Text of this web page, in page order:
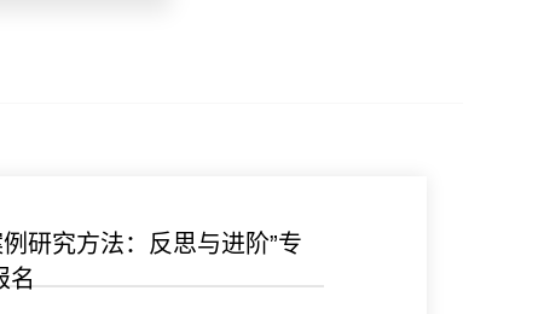
玩”为什么是未来核心竞争
的双重机会
化大讲堂欢迎报名
税刑事风险识别与防范”专
研究方法：反思与进阶”专
名